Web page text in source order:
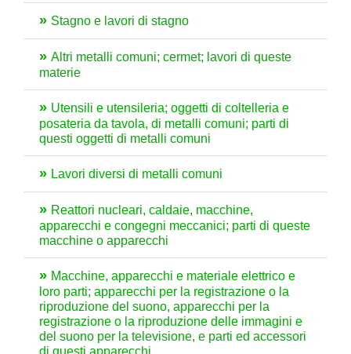
Stagno e lavori di stagno
Altri metalli comuni; cermet; lavori di queste
materie
Utensili e utensileria; oggetti di coltelleria e
posateria da tavola, di metalli comuni; parti di
questi oggetti di metalli comuni
Lavori diversi di metalli comuni
Reattori nucleari, caldaie, macchine,
apparecchi e congegni meccanici; parti di queste
macchine o apparecchi
Macchine, apparecchi e materiale elettrico e
loro parti; apparecchi per la registrazione o la
riproduzione del suono, apparecchi per la
registrazione o la riproduzione delle immagini e
del suono per la televisione, e parti ed accessori